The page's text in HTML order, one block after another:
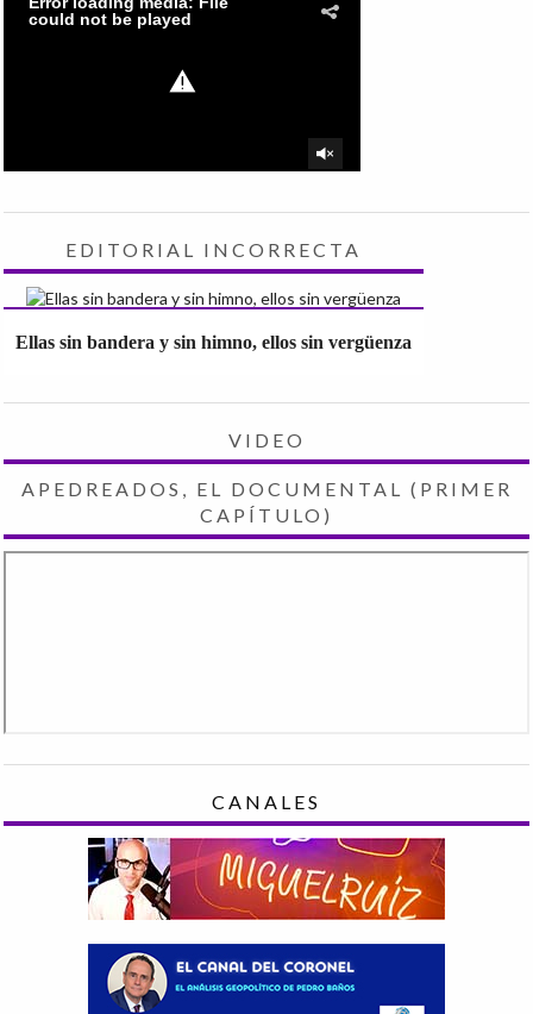
EDITORIAL INCORRECTA
Ellas sin bandera y sin himno, ellos sin vergüenza
VIDEO
APEDREADOS, EL DOCUMENTAL (PRIMER
CAPÍTULO)
CANALES